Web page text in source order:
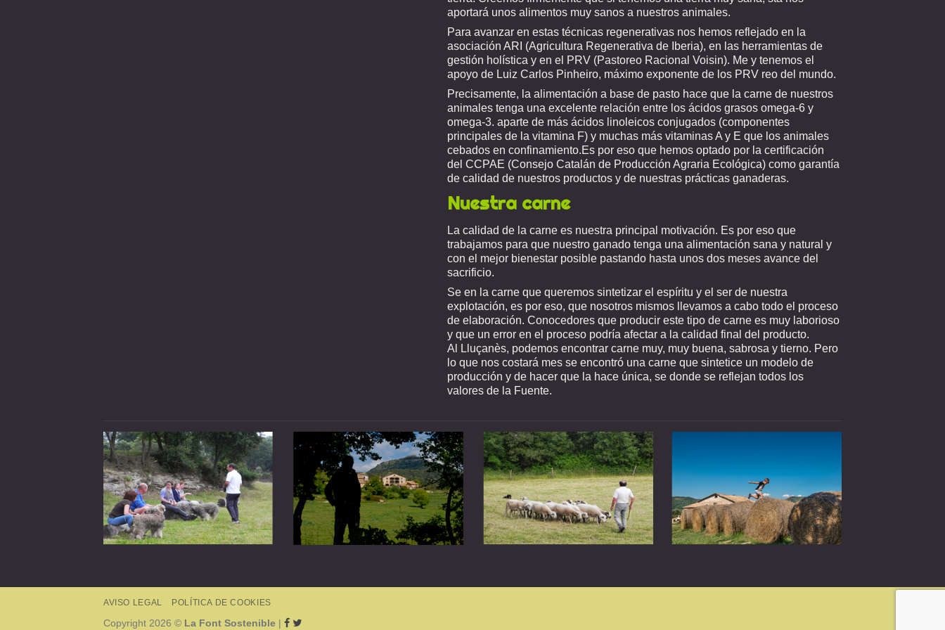
aportará unos alimentos muy sanos a nuestros animales.
Para avanzar en estas técnicas regenerativas nos hemos reflejado en la
asociación ARI (Agricultura Regenerativa de Iberia), en las herramientas de
gestión holística y en el PRV (Pastoreo Racional Voisin). Me y tenemos el
apoyo de Luiz Carlos Pinheiro, máximo exponente de los PRV reo del mundo.
Precisamente, la alimentación a base de pasto hace que la carne de nuestros
animales tenga una excelente relación entre los ácidos grasos omega-6 y
omega-3. aparte de más ácidos linoleicos conjugados (componentes
principales de la vitamina F) y muchas más vitaminas A y E que los animales
cebados en confinamiento.Es por eso que hemos optado por la certificación
del CCPAE (Consejo Catalán de Producción Agraria Ecológica) como garantía
de calidad de nuestros productos y de nuestras prácticas ganaderas.
Nuestra carne
La calidad de la carne es nuestra principal motivación. Es por eso que
trabajamos para que nuestro ganado tenga una alimentación sana y natural y
con el mejor bienestar posible pastando hasta unos dos meses avance del
sacrificio.
Se en la carne que queremos sintetizar el espíritu y el ser de nuestra
explotación, es por eso, que nosotros mismos llevamos a cabo todo el proceso
de elaboración. Conocedores que producir este tipo de carne es muy laborioso
y que un error en el proceso podría afectar a la calidad final del producto.
Al Lluçanès, podemos encontrar carne muy, muy buena, sabrosa y tierno. Pero
lo que nos costará mes se encontró una carne que sintetice un modelo de
producción y de hacer que la hace única, se donde se reflejan todos los
valores de la Fuente.
AVISO LEGAL POLÍTICA DE COOKIES
Copyright 2026 © La Font Sostenible |